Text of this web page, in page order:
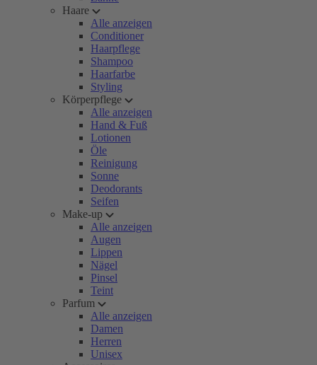
Haare
Alle anzeigen
Conditioner
Haarpflege
Shampoo
Haarfarbe
Styling
Körperpflege
Alle anzeigen
Hand & Fuß
Lotionen
Öle
Reinigung
Sonne
Deodorants
Seifen
Make-up
Alle anzeigen
Augen
Lippen
Nägel
Pinsel
Teint
Parfum
Alle anzeigen
Damen
Herren
Unisex